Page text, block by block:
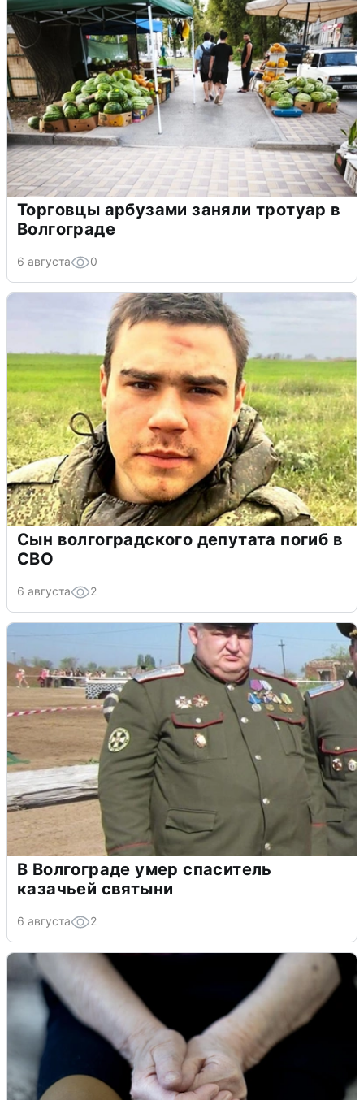
Торговцы арбузами заняли тротуар в
Волгограде
6 августа 0
Сын волгоградского депутата погиб в
СВО
6 августа 2
В Волгограде умер спаситель
казачьей святыни
6 августа 2